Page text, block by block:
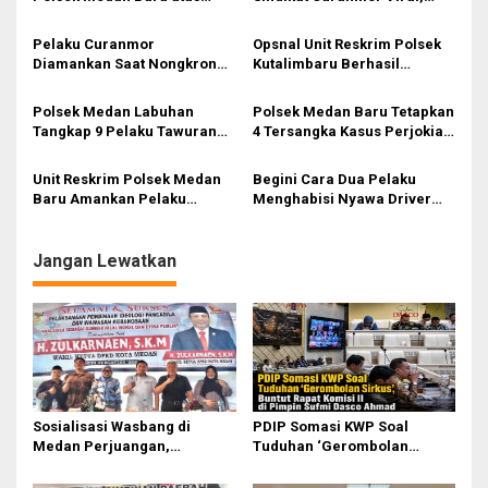
p
o
s
Kekerasan
Saudara
Pelaku Curanmor
Diamankan Saat Nongkrong
Opsnal Unit Reskrim Polsek
Kutalimbaru Berhasil
Narkoba Jenis Sabu-Sabu
Polsek Medan Labuhan
Tangkap 9 Pelaku Tawuran
Minta Hukuman Berat
Polsek Medan Baru Tetapkan
4 Tersangka Kasus Perjokian
Unit Reskrim Polsek Medan
Baru Amankan Pelaku
Begini Cara Dua Pelaku
Menghabisi Nyawa Driver
Jangan Lewatkan
Sosialisasi Wasbang di
Medan Perjuangan,
PDIP Somasi KWP Soal
Tuduhan ‘Gerombolan